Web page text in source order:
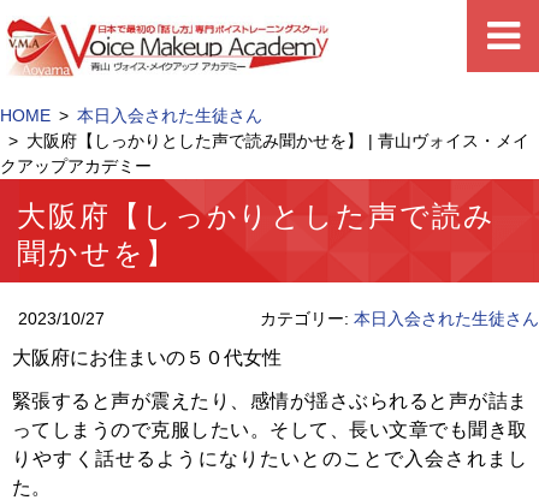
HOME
本日入会された生徒さん
大阪府【しっかりとした声で読み聞かせを】 | 青山ヴォイス・メイ
クアップアカデミー
大阪府【しっかりとした声で読み
聞かせを】
2023/10/27 カテゴリー: 本日入会された生徒さん
大阪府にお住まいの５０代女性
緊張すると声が震えたり、感情が揺さぶられると声が詰ま
ってしまうので克服したい。そして、長い文章でも聞き取
りやすく話せるようになりたいとのことで入会されまし
た。